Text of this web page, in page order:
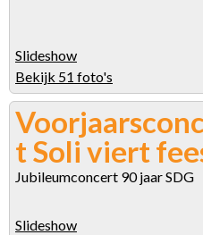
Slideshow
Bekijk 51 foto's
t Soli viert
Jubileumconcert 90 jaar SDG
Slideshow